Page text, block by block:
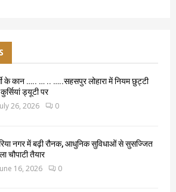
के कान ….. … .. …..सहसपुर लोहारा में नियम छुट्टी
ड्यूटी पर
26, 2026 0
नगर में बढ़ी रौनक, आधुनिक सुविधाओं से सुसज्जित
चौपाटी तैयार
16, 2026 0